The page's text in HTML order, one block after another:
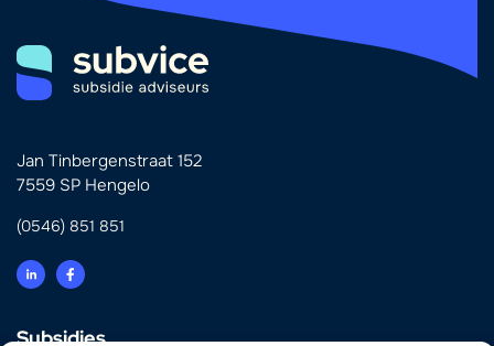
Jan Tinbergenstraat 152
7559 SP Hengelo
(0546) 851 851
Subsidies